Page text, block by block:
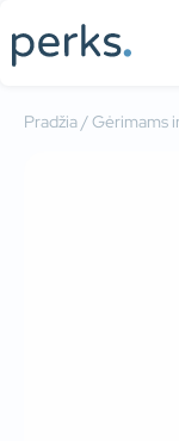
Pradžia/Gėrimams